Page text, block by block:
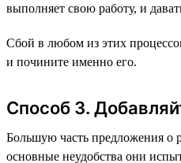
выполняет свою работу, и
Сбой в любом из этих
и почините именно его.
Способ 3.
Большую часть предложения о
основные неудобства они